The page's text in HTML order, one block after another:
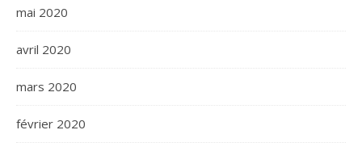
mai 2020
avril 2020
mars 2020
février 2020